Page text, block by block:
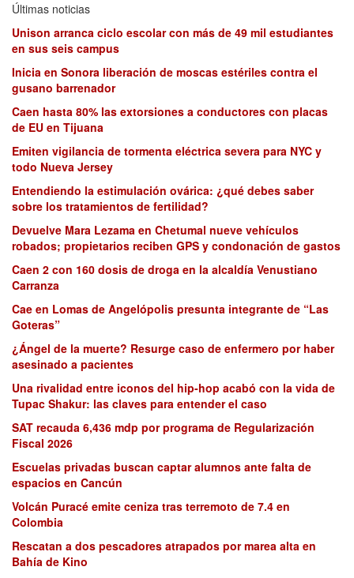
Últimas noticias
Unison arranca ciclo escolar con más de 49 mil estudiantes
en sus seis campus
Inicia en Sonora liberación de moscas estériles contra el
gusano barrenador
Caen hasta 80% las extorsiones a conductores con placas
de EU en Tijuana
Emiten vigilancia de tormenta eléctrica severa para NYC y
todo Nueva Jersey
Entendiendo la estimulación ovárica: ¿qué debes saber
sobre los tratamientos de fertilidad?
Devuelve Mara Lezama en Chetumal nueve vehículos
robados; propietarios reciben GPS y condonación de gastos
Caen 2 con 160 dosis de droga en la alcaldía Venustiano
Carranza
Cae en Lomas de Angelópolis presunta integrante de “Las
Goteras”
¿Ángel de la muerte? Resurge caso de enfermero por haber
asesinado a pacientes
Una rivalidad entre iconos del hip-hop acabó con la vida de
Tupac Shakur: las claves para entender el caso
SAT recauda 6,436 mdp por programa de Regularización
Fiscal 2026
Escuelas privadas buscan captar alumnos ante falta de
espacios en Cancún
Volcán Puracé emite ceniza tras terremoto de 7.4 en
Colombia
Rescatan a dos pescadores atrapados por marea alta en
Bahía de Kino